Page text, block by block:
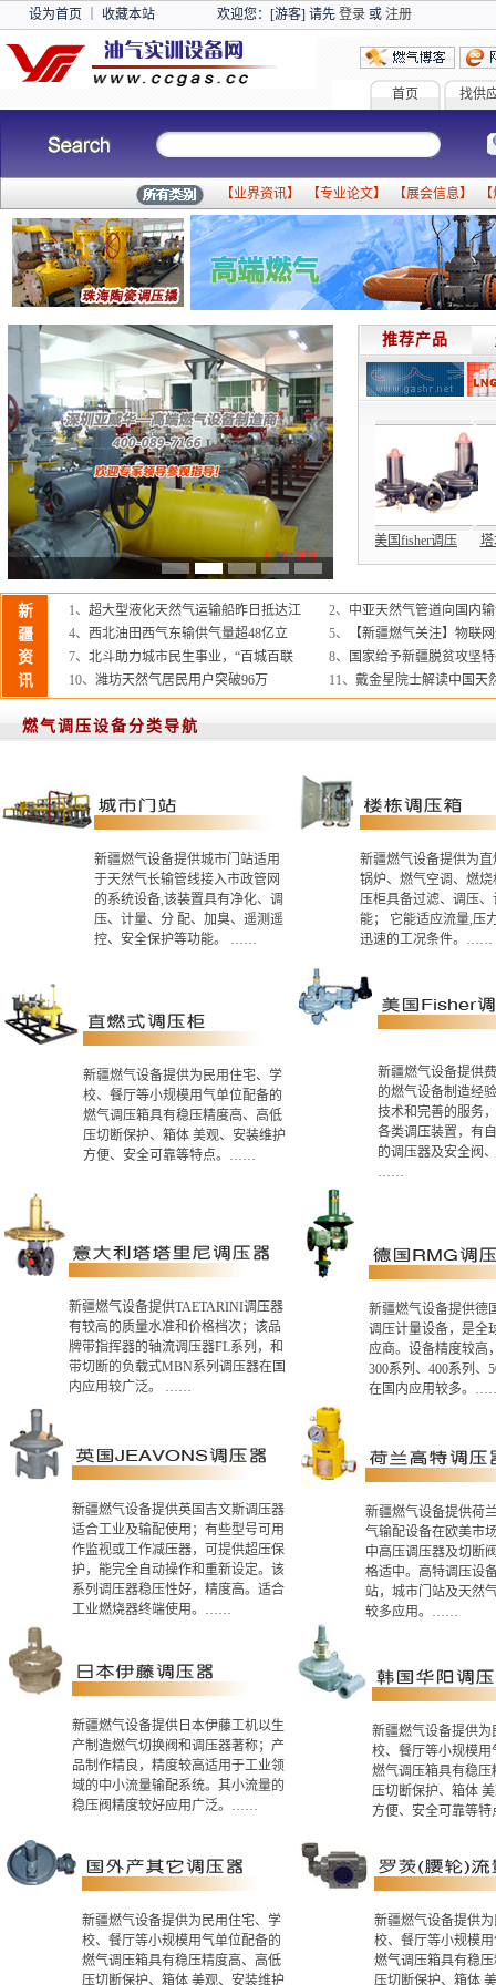
设为首页 收藏本站 欢迎您：[游客] 请先 登录或 注册
首页 找供
【业界资讯】 【专业论文】 【展会信息】 【
推荐产品
压器 楼栋调压箱 直燃式调压箱 德国RMG调压器 美国fisher调压
新
疆
资
讯
1、 超大型液化天然气运输船昨日抵达江 2、 中亚天然气管道向国内
4、 西北油田西气东输供气量超48亿立 5、
【新疆燃气关注】物联
7、 北斗助力城市民生事业，“百城百联 8、
国家给予新疆脱贫攻坚
10、 潍坊天然气居民用户突破96万 11、 戴金星院士解读中国天
燃气调压设备分类导航
新疆燃气设备提供城市门站适用
于天然气长输管线接入市政管网
的系统设备,该装置具有净化、调
压、计量、分 配、加臭、遥测遥
控、安全保护等功能。 ……
新疆燃气设备提供为
锅炉、燃气空调、燃
压柜具备过滤、调压
能； 它能适应流量,压
迅速的工况条件。……
新疆燃气设备提供为民用住宅、学
校、餐厅等小规模用气单位配备的
燃气调压箱具有稳压精度高、高低
压切断保护、箱体 美观、安装维护
方便、安全可靠等特点。……
新疆燃气设备提供
的燃气设备制造经
技术和完善的服务
各类调压装置，有
的调压器及安全阀
……
新疆燃气设备提供TAETARINI调压器
有较高的质量水准和价格档次；该品
牌带指挥器的轴流调压器FL系列，和
带切断的负载式MBN系列调压器在国
内应用较广泛。 ……
新疆燃气设备提供德
调压计量设备，是全
应商。设备精度较高
300系列、400系列、
在国内应用较多。
新疆燃气设备提供英国吉文斯调压器
适合工业及输配使用；有些型号可用
作监视或工作减压器，可提供超压保
护，能完全自动操作和重新设定。该
系列调压器稳压性好，精度高。适合
工业燃烧器终端使用。……
新疆燃气设备提供荷
气输配设备在欧美市
中高压调压器及切断
格适中。高特调压设
站，城市门站及天然
较多应用。……
新疆燃气设备提供日本伊藤工机以生
产制造燃气切换阀和调压器著称；产
品制作精良，精度较高适用于工业领
域的中小流量输配系统。其小流量的
稳压阀精度较好应用广泛。……
新疆燃气设备提供为
校、餐厅等小规模用
燃气调压箱具有稳压
压切断保护、箱体
方便、安全可靠等
新疆燃气设备提供为民用住宅、学
校、餐厅等小规模用气单位配备的
燃气调压箱具有稳压精度高、高低
压切断保护、箱体 美观、安装维护
新疆燃气设备提供
校、餐厅等小规模
燃气调压箱具有稳
压切断保护、箱体